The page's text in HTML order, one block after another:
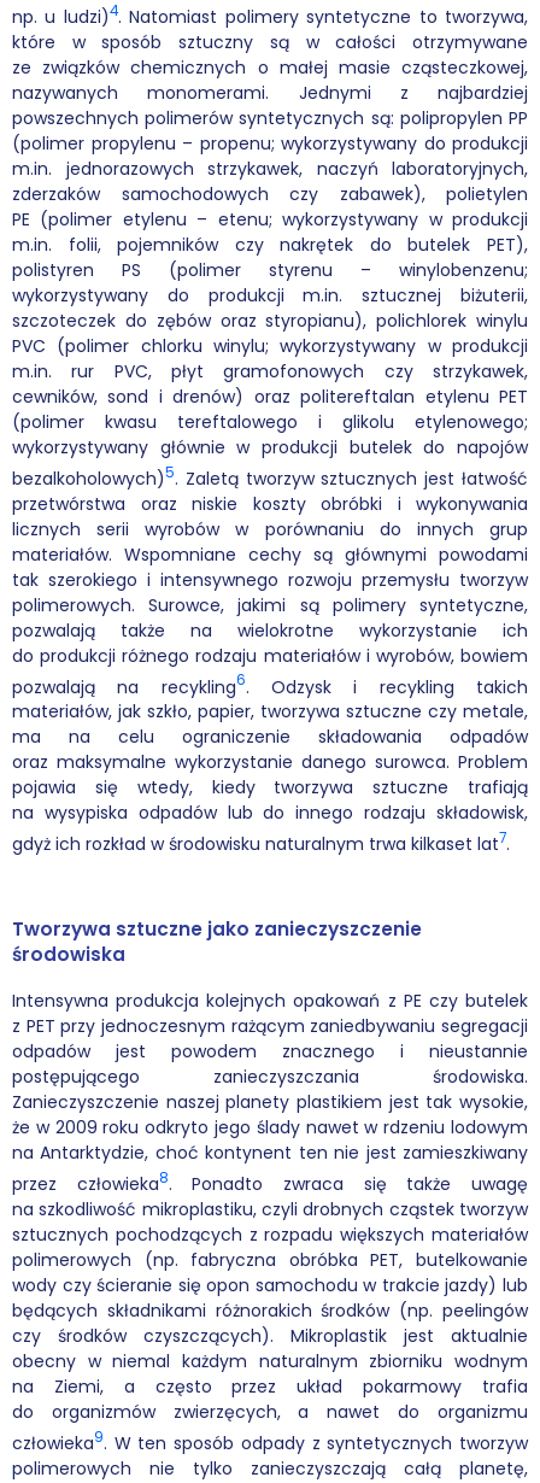
np. u ludzi)4. Natomiast polimery syntetyczne to tworzywa,
które w sposób sztuczny są w całości otrzymywane
ze związków chemicznych o małej masie cząsteczkowej,
nazywanych monomerami. Jednymi z najbardziej
powszechnych polimerów syntetycznych są: polipropylen PP
(polimer propylenu – propenu; wykorzystywany do produkcji
m.in. jednorazowych strzykawek, naczyń laboratoryjnych,
zderzaków samochodowych czy zabawek), polietylen
PE (polimer etylenu – etenu; wykorzystywany w produkcji
m.in. folii, pojemników czy nakrętek do butelek PET),
polistyren PS (polimer styrenu – winylobenzenu;
wykorzystywany do produkcji m.in. sztucznej biżuterii,
szczoteczek do zębów oraz styropianu), polichlorek winylu
PVC (polimer chlorku winylu; wykorzystywany w produkcji
m.in. rur PVC, płyt gramofonowych czy strzykawek,
cewników, sond i drenów) oraz politereftalan etylenu PET
(polimer kwasu tereftalowego i glikolu etylenowego;
wykorzystywany głównie w produkcji butelek do napojów
bezalkoholowych)5. Zaletą tworzyw sztucznych jest łatwość
przetwórstwa oraz niskie koszty obróbki i wykonywania
licznych serii wyrobów w porównaniu do innych grup
materiałów. Wspomniane cechy są głównymi powodami
tak szerokiego i intensywnego rozwoju przemysłu tworzyw
polimerowych. Surowce, jakimi są polimery syntetyczne,
pozwalają także na wielokrotne wykorzystanie ich
do produkcji różnego rodzaju materiałów i wyrobów, bowiem
pozwalają na recykling6. Odzysk i recykling takich
materiałów, jak szkło, papier, tworzywa sztuczne czy metale,
ma na celu ograniczenie składowania odpadów
oraz maksymalne wykorzystanie danego surowca. Problem
pojawia się wtedy, kiedy tworzywa sztuczne trafiają
na wysypiska odpadów lub do innego rodzaju składowisk,
gdyż ich rozkład w środowisku naturalnym trwa kilkaset lat7.
Tworzywa sztuczne jako zanieczyszczenie
środowiska
Intensywna produkcja kolejnych opakowań z PE czy butelek
z PET przy jednoczesnym rażącym zaniedbywaniu segregacji
odpadów jest powodem znacznego i nieustannie
postępującego zanieczyszczania środowiska.
Zanieczyszczenie naszej planety plastikiem jest tak wysokie,
że w 2009 roku odkryto jego ślady nawet w rdzeniu lodowym
na Antarktydzie, choć kontynent ten nie jest zamieszkiwany
przez człowieka8. Ponadto zwraca się także uwagę
na szkodliwość mikroplastiku, czyli drobnych cząstek tworzyw
sztucznych pochodzących z rozpadu większych materiałów
polimerowych (np. fabryczna obróbka PET, butelkowanie
wody czy ścieranie się opon samochodu w trakcie jazdy) lub
będących składnikami różnorakich środków (np. peelingów
czy środków czyszczących). Mikroplastik jest aktualnie
obecny w niemal każdym naturalnym zbiorniku wodnym
na Ziemi, a często przez układ pokarmowy trafia
do organizmów zwierzęcych, a nawet do organizmu
człowieka9. W ten sposób odpady z syntetycznych tworzyw
polimerowych nie tylko zanieczyszczają całą planetę,